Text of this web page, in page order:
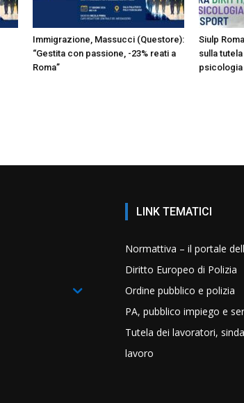
Immigrazione, Massucci (Questore):
“Gestita con passione, -23% reati a
Roma”
Siulp
sulla
LINK TEMATICI
Normattiva – il portale
Diritto Europeo di Polizia
Ordine pubblico e polizia
PA, pubblico impiego e
Tutela dei lavoratori,
lavoro